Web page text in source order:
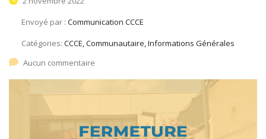
Envoyé par : Communication CCCE
Catégories: CCCE, Communautaire, Informations Générales
Aucun commentaire